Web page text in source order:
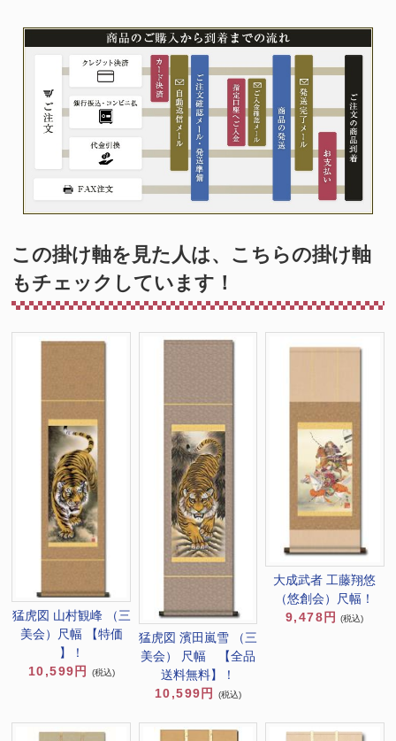
この掛け軸を見た人は、こちらの掛け軸
もチェックしています！
猛虎図 山村観峰 （三
美会）尺幅 【特価
】！
10,599円
(税込)
猛虎図 濱田嵐雪 （三
美会） 尺幅 【全品
送料無料】！
10,599円
(税込)
大成武者 工藤翔悠
（悠創会）尺幅！
9,478円
(税込)